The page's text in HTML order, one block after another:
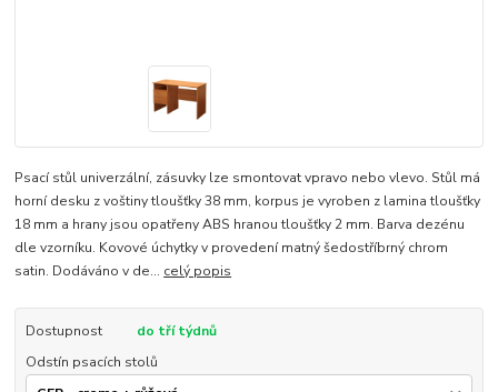
Psací stůl univerzální, zásuvky lze smontovat vpravo nebo vlevo. Stůl má
horní desku z voštiny tloušťky 38 mm, korpus je vyroben z lamina tloušťky
18 mm a hrany jsou opatřeny ABS hranou tloušťky 2 mm. Barva dezénu
dle vzorníku. Kovové úchytky v provedení matný šedostříbrný chrom
satin. Dodáváno v de... celý popis
Dostupnost
do tří týdnů
Odstín psacích stolů